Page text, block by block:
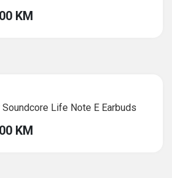
KM
Soundcore Life Note E Earbuds
KM